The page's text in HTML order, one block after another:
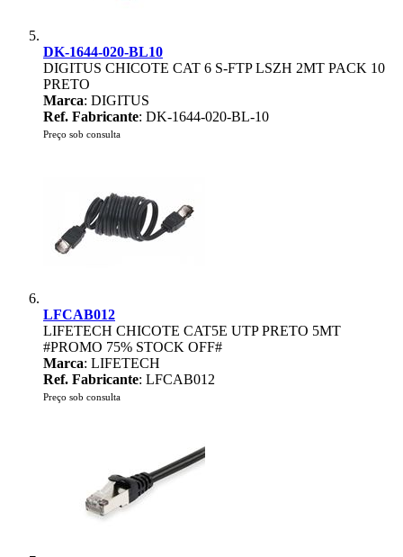
DK-1644-020-BL10
DIGITUS CHICOTE CAT 6 S-FTP LSZH 2MT PACK 10
PRETO
Marca: DIGITUS
Ref. Fabricante: DK-1644-020-BL-10
Preço sob consulta
LFCAB012
LIFETECH CHICOTE CAT5E UTP PRETO 5MT
#PROMO 75% STOCK OFF#
Marca: LIFETECH
Ref. Fabricante: LFCAB012
Preço sob consulta